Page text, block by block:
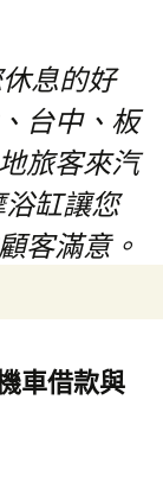
息的好
台中、板
旅客來汽
缸讓您
客滿意。
鍵
字:
車借款與